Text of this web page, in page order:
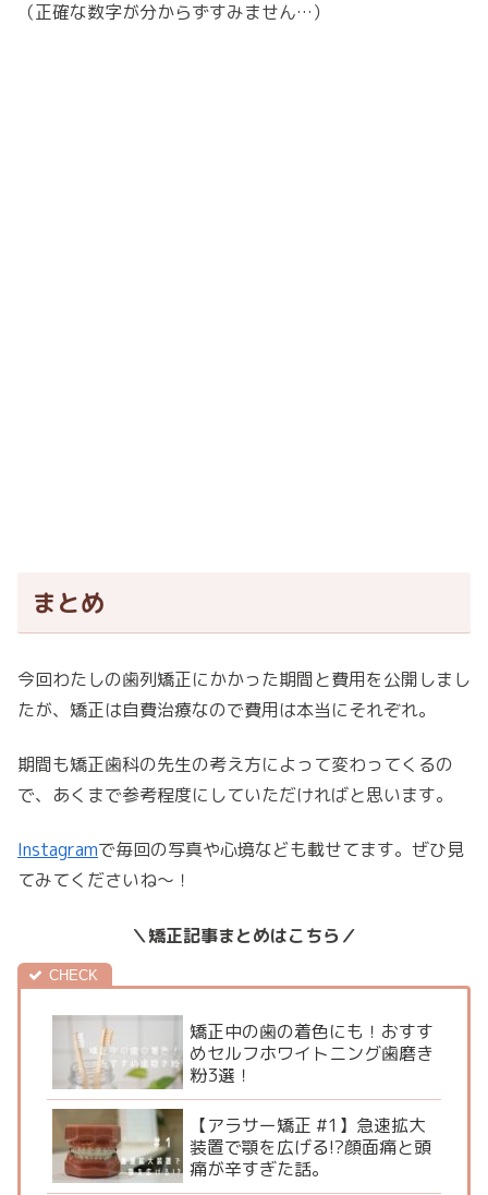
（正確な数字が分からずすみません…）
まとめ
今回わたしの歯列矯正にかかった期間と費用を公開しまし
たが、矯正は自費治療なので費用は本当にそれぞれ。
期間も矯正歯科の先生の考え方によって変わってくるの
で、あくまで参考程度にしていただければと思います。
Instagramで毎回の写真や心境なども載せてます。ぜひ見
てみてくださいね〜！
＼矯正記事まとめはこちら／
矯正中の歯の着色にも！おすす
めセルフホワイトニング歯磨き
粉3選！
【アラサー矯正 #1】急速拡大
装置で顎を広げる!?顔面痛と頭
痛が辛すぎた話。